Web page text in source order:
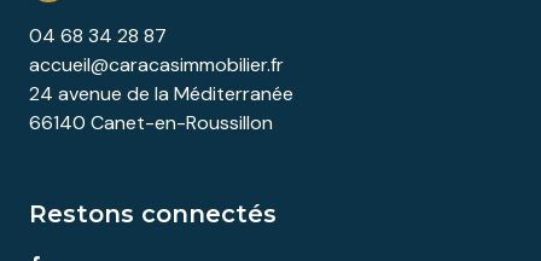
04 68 34 28 87
accueil@caracasimmobilier.fr
24 avenue de la Méditerranée
66140 Canet-en-Roussillon
Restons connectés